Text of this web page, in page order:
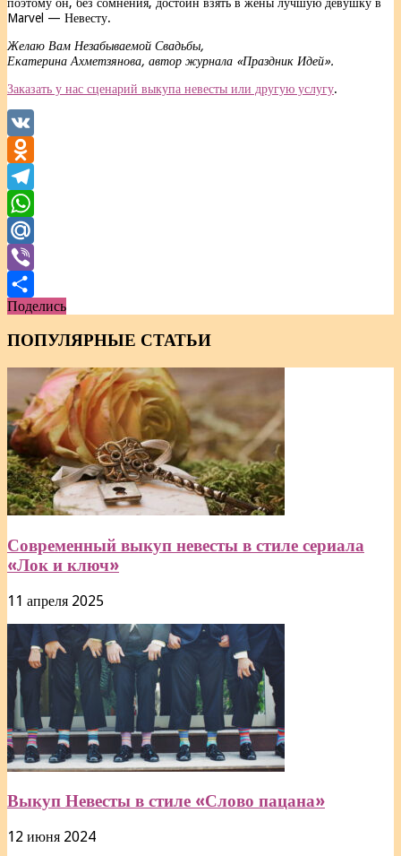
Marvel — Невесту.
Желаю Вам Незабываемой Свадьбы,
Екатерина Ахметзянова, автор журнала «Праздник Идей».
Заказать у нас сценарий выкупа невесты или другую услугу.
VK
Odnoklassniki
Telegram
WhatsApp
Mail.Ru
Viber
Отправить
Поделись
ПОПУЛЯРНЫЕ СТАТЬИ
Современный выкуп невесты в стиле сериала
«Лок и ключ»
11 апреля 2025
Выкуп Невесты в стиле «Слово пацана»
12 июня 2024